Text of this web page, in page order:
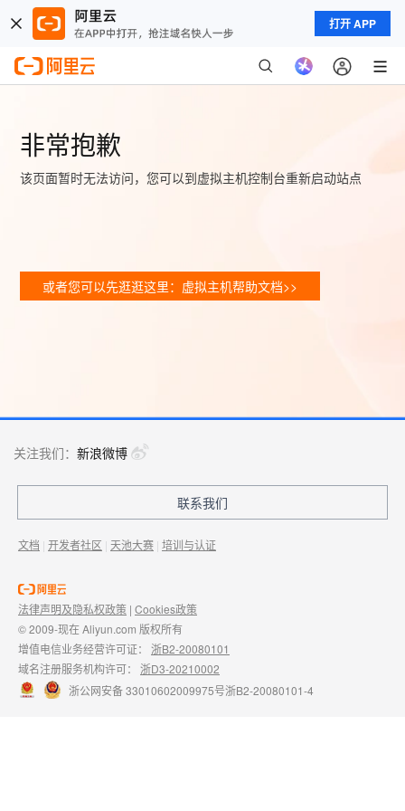
打开 APP
非常抱歉
该页面暂时无法访问，您可以到虚拟主机控制台重新启动站点
或者您可以先逛逛这里：虚拟主机帮助文档>>